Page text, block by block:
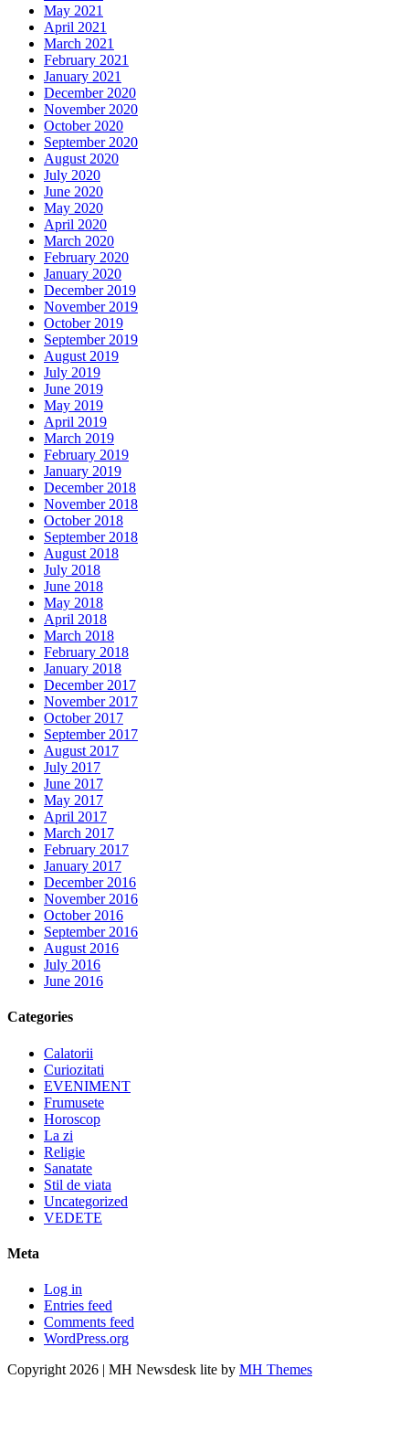
May 2021
April 2021
March 2021
February 2021
January 2021
December 2020
November 2020
October 2020
September 2020
August 2020
July 2020
June 2020
May 2020
April 2020
March 2020
February 2020
January 2020
December 2019
November 2019
October 2019
September 2019
August 2019
July 2019
June 2019
May 2019
April 2019
March 2019
February 2019
January 2019
December 2018
November 2018
October 2018
September 2018
August 2018
July 2018
June 2018
May 2018
April 2018
March 2018
February 2018
January 2018
December 2017
November 2017
October 2017
September 2017
August 2017
July 2017
June 2017
May 2017
April 2017
March 2017
February 2017
January 2017
December 2016
November 2016
October 2016
September 2016
August 2016
July 2016
June 2016
Categories
Calatorii
Curiozitati
EVENIMENT
Frumusete
Horoscop
La zi
Religie
Sanatate
Stil de viata
Uncategorized
VEDETE
Meta
Log in
Entries feed
Comments feed
WordPress.org
Copyright 2026 | MH Newsdesk lite by MH Themes